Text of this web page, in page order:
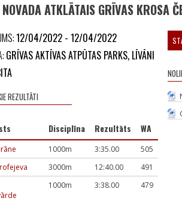
ATKLĀTAIS GRĪVAS KROSA
12/04/2022 - 12/04/2022
GRĪVAS AKTĪVAS ATPŪTAS PARKS, LĪVĀNI
REZULTĀTI
Disciplīna Rezultāts WA
1000m 3:35.00
505
3000m 12:40.00
491
1000m 3:38.00 479